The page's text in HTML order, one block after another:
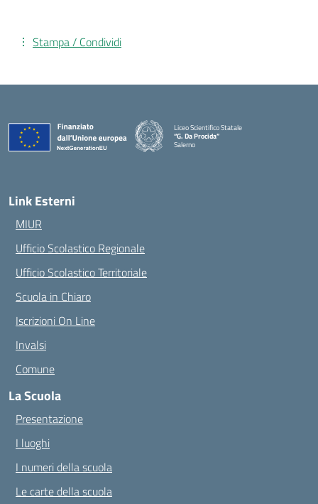
Stampa / Condividi
Liceo Scientifico Statale
“G. Da Procida”
Salerno
Link Esterni
MIUR
Ufficio Scolastico Regionale
Ufficio Scolastico Territoriale
Scuola in Chiaro
Iscrizioni On Line
Invalsi
Comune
La Scuola
Presentazione
I luoghi
I numeri della scuola
Le carte della scuola